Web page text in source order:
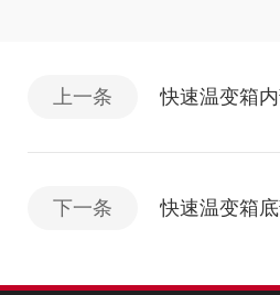
上一条 快速温变箱
下一条 快速温变箱